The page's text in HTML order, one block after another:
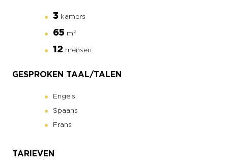
3 kamers
65 m 2
12 mensen
GESPROKEN TAAL/TALEN
Engels
Spaans
Frans
TARIEVEN